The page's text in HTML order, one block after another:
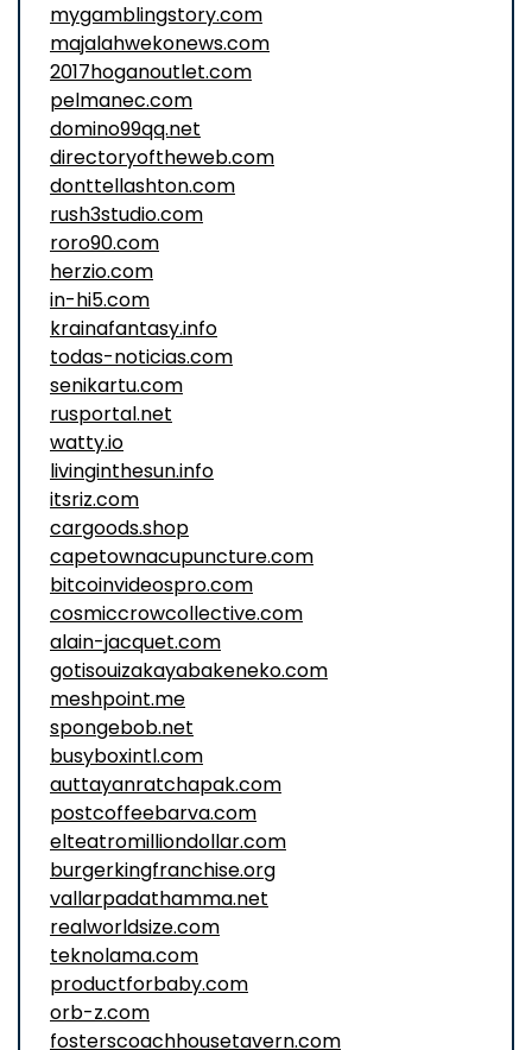
mygamblingstory.com
majalahwekonews.com
2017hoganoutlet.com
pelmanec.com
domino99qq.net
directoryoftheweb.com
donttellashton.com
rush3studio.com
roro90.com
herzio.com
in-hi5.com
krainafantasy.info
todas-noticias.com
senikartu.com
rusportal.net
watty.io
livinginthesun.info
itsriz.com
cargoods.shop
capetownacupuncture.com
bitcoinvideospro.com
cosmiccrowcollective.com
alain-jacquet.com
gotisouizakayabakeneko.com
meshpoint.me
spongebob.net
busyboxintl.com
auttayanratchapak.com
postcoffeebarva.com
elteatromilliondollar.com
burgerkingfranchise.org
vallarpadathamma.net
realworldsize.com
teknolama.com
productforbaby.com
orb-z.com
fosterscoachhousetavern.com